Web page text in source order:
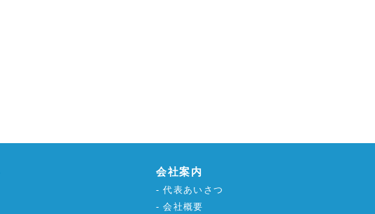
会社案内
代表あいさつ
会社概要